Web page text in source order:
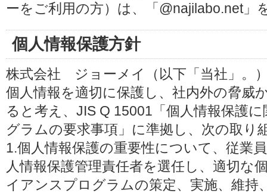
ーをご利用の方）は、「@najilabo.net」
個人情報保護方針
株式会社 ジョーメイ（以下「当社」。
個人情報を適切に保護し、社内外の脅威
ると考え、JIS Q 15001「個人情報保護
グラムの要求事項」に準拠し、次の取り
1.個人情報保護の重要性について、従業
人情報保護管理責任者を選任し、適切な
イアンスプログラムの策定、実施、維持